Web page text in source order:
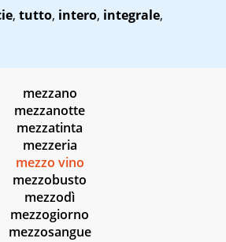
, tutto, intero, integrale,
mezzano
mezzanotte
mezzatinta
mezzeria
mezzo vino
mezzobusto
mezzodì
mezzogiorno
mezzosangue